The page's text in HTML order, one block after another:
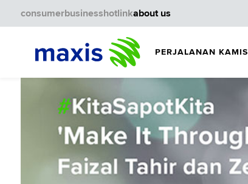
PERJALANAN KAMI
consumerbusinesshotlinkabout us